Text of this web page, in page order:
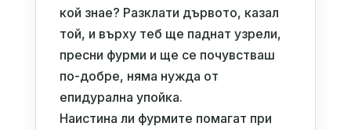
кой знае? Разклати дървото, казал
той, и върху теб ще паднат узрели,
пресни фурми и ще се почувстваш
по-добре, няма нужда от
епидурална упойка.
Наистина ли фурмите помагат при